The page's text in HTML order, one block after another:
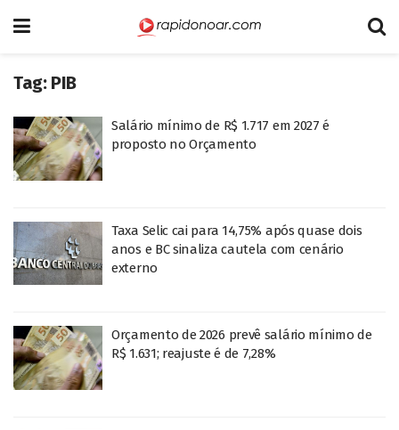
Tag: PIB
Salário mínimo de R$ 1.717 em 2027 é
proposto no Orçamento
Taxa Selic cai para 14,75% após quase dois
anos e BC sinaliza cautela com cenário
externo
Orçamento de 2026 prevê salário mínimo de
R$ 1.631; reajuste é de 7,28%